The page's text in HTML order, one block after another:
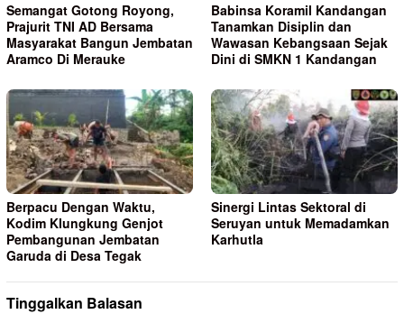
Semangat Gotong Royong,
Prajurit TNI AD Bersama
Masyarakat Bangun Jembatan
Aramco Di Merauke
Babinsa Koramil Kandangan
Tanamkan Disiplin dan
Wawasan Kebangsaan Sejak
Dini di SMKN 1 Kandangan
Berpacu Dengan Waktu,
Kodim Klungkung Genjot
Pembangunan Jembatan
Garuda di Desa Tegak
Sinergi Lintas Sektoral di
Seruyan untuk Memadamkan
Karhutla
Tinggalkan Balasan